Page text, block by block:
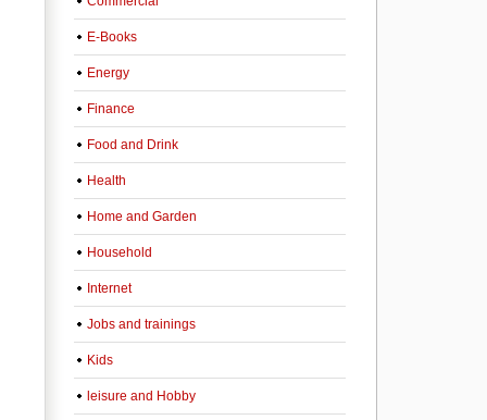
E-Books
Energy
Finance
Food and Drink
Health
Home and Garden
Household
Internet
Jobs and trainings
Kids
leisure and Hobby